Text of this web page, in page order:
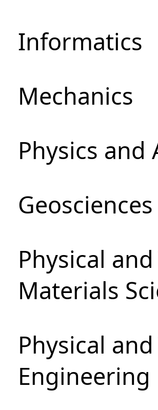
Informatics
Mechanics
Physics
Geosciences
Physical
Materials
Physical
Engineering